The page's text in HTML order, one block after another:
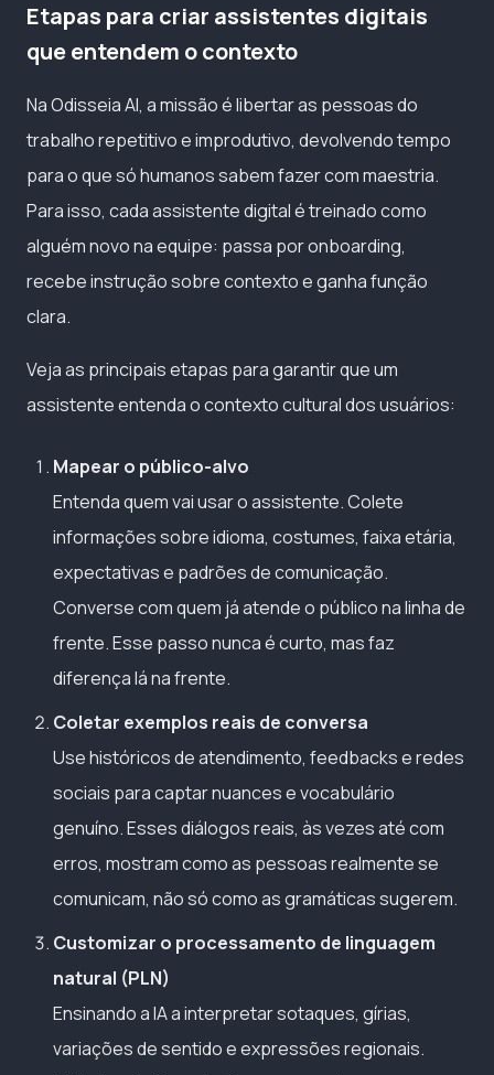
Etapas para criar assistentes digitais
que entendem o contexto
Na Odisseia AI, a missão é libertar as pessoas do
trabalho repetitivo e improdutivo, devolvendo tempo
para o que só humanos sabem fazer com maestria.
Para isso, cada assistente digital é treinado como
alguém novo na equipe: passa por onboarding,
recebe instrução sobre contexto e ganha função
clara.
Veja as principais etapas para garantir que um
assistente entenda o contexto cultural dos usuários:
Mapear o público-alvo
Entenda quem vai usar o assistente. Colete
informações sobre idioma, costumes, faixa etária,
expectativas e padrões de comunicação.
Converse com quem já atende o público na linha de
frente. Esse passo nunca é curto, mas faz
diferença lá na frente.
Coletar exemplos reais de conversa
Use históricos de atendimento, feedbacks e redes
sociais para captar nuances e vocabulário
genuíno. Esses diálogos reais, às vezes até com
erros, mostram como as pessoas realmente se
comunicam, não só como as gramáticas sugerem.
Customizar o processamento de linguagem
natural (PLN)
Ensinando a IA a interpretar sotaques, gírias,
variações de sentido e expressões regionais.